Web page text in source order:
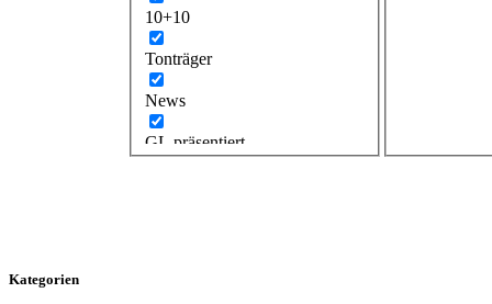
10+10
Tonträger
News
GL präsentiert
Kategorien